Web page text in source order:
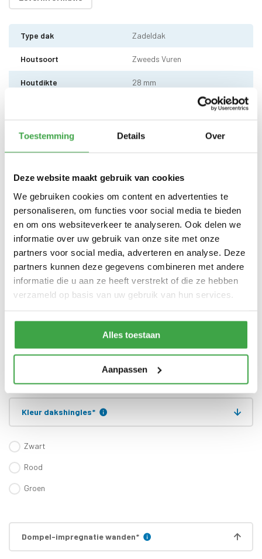
Toestemming Details Over
Deze website maakt gebruik van cookies
We gebruiken cookies om content en advertenties te
personaliseren, om functies voor social media te bieden
en om ons websiteverkeer te analyseren. Ook delen we
informatie over uw gebruik van onze site met onze
partners voor social media, adverteren en analyse. Deze
partners kunnen deze gegevens combineren met andere
informatie die u aan ze heeft verstrekt of die ze hebben
verzameld op basis van uw gebruik van hun services.
Alles toestaan
Aanpassen
Type dak Zadeldak
Houtsoort Zweeds Vuren
Houtdikte 28 mm
500 x 250 cm (buitenmaat) -
geplaatst
Dakhoogte totaal 245 cm
Staander
stelvoet
Schoren 7 x 7 cm - 4 stuks
Dakbedekking
Dakshingles met 10 jaar
garantie (keuze uit: rood,
Bevestigingsmaterialen
zijn inbegrepen
Gratis thuisbezorgd - In
Nederland
Kleur dakshingles*
Zwart
Rood
Groen
Dompel-impregnatie wanden*